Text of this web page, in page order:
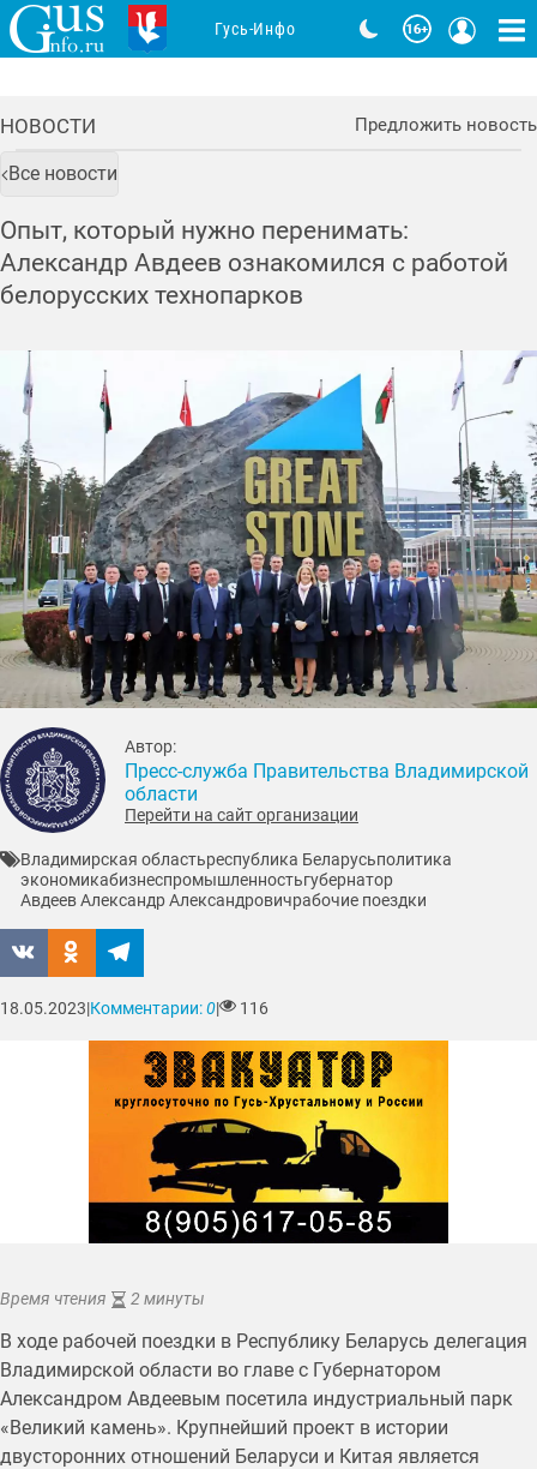
НОВОСТИ Предложить новость
Все новости
Опыт, который нужно перенимать:
Александр Авдеев ознакомился с работой
белорусских технопарков
Время чтения 2 минуты
В ходе рабочей поездки в Республику Беларусь делегация
Владимирской области во главе с Губернатором
Александром Авдеевым посетила индустриальный парк
«Великий камень». Крупнейший проект в истории
двусторонних отношений Беларуси и Китая является
Автор:
Пресс-служба Правительства Владимирской
области
Перейти на сайт организации
Владимирская областьреспублика Беларусьполитика
экономикабизнеспромышленностьгубернатор
Авдеев Александр Александровичрабочие поездки
18.05.2023|Комментарии:0| 116
Гусь-Инфо